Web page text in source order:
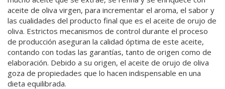
aceite de oliva virgen, para incrementar el aroma, el sabor y
las cualidades del producto final que es el aceite de orujo de
oliva. Estrictos mecanismos de control durante el proceso
de producción aseguran la calidad óptima de este aceite,
contando con todas las garantías, tanto de origen como de
elaboración. Debido a su origen, el aceite de orujo de oliva
goza de propiedades que lo hacen indispensable en una
dieta equilibrada.